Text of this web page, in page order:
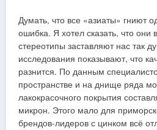
Думать, что все «азиаты» гниют
ошибка. Я хотел сказать, что
стереотипы заставляют нас так
исследования показывают, что
разнится. По данным
пространстве и на днище ряда
лакокрасочного покрытия
микрон. Этого мало для
брендов-лидеров с цинком всё